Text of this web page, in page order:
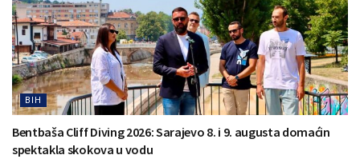
BIH
Bentbaša Cliff Diving 2026: Sarajevo 8. i 9. augusta domaćin
spektakla skokova u vodu